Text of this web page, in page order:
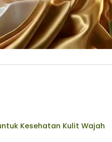
Kesehatan Kulit Wajah